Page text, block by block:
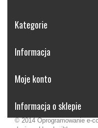
Kategorie
Informacja
© 2014 Oprogramowanie e-
Moje konto
Informacja o sklepie